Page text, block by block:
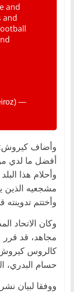
and
and
— Carlos Queiroz (@Carlos_Queiroz)
وأضاف كيروش:
أفضل ما لدي
وأحلام هذا
مشجعيه الذين
وأختتم تدوينته
وكان الاتحاد
مجاهد، قد قرر
كالروس كيروش،
حسام البدري،
ووفقا لبيان